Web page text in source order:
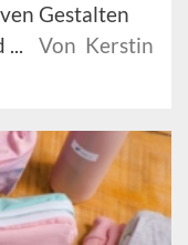
Gestalten
...
Von Kerstin